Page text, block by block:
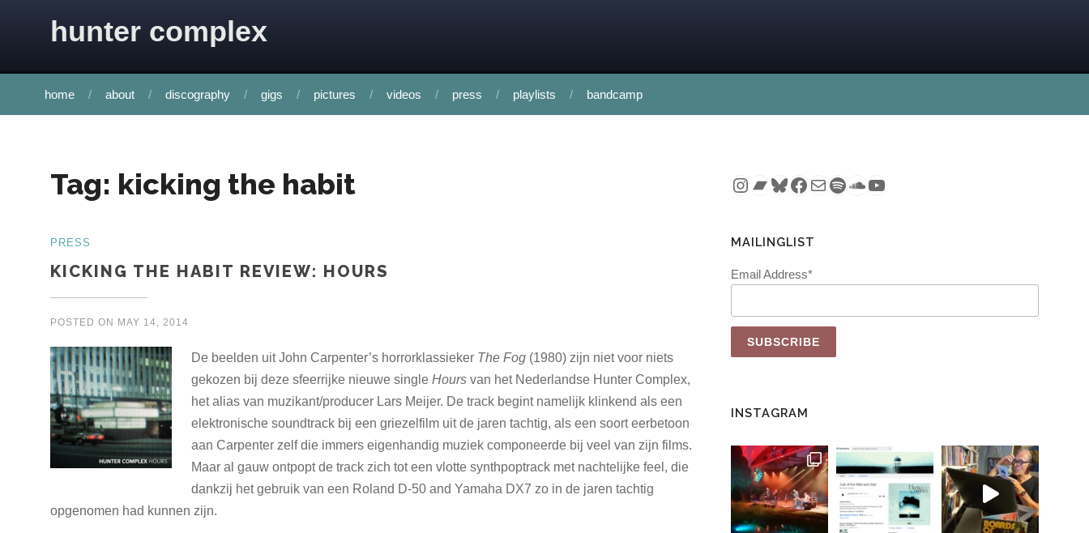
hunter complex
home about discography gigs pictures videos press playlists bandcamp
Tag: kicking the habit
PRESS
KICKING THE HABIT REVIEW: HOURS
POSTED ON MAY 14, 2014
De beelden uit John Carpenter’s horrorklassieker The Fog (1980) zijn niet voor niets
gekozen bij deze sfeerrijke nieuwe single Hours van het Nederlandse Hunter Complex,
het alias van muzikant/producer Lars Meijer. De track begint namelijk klinkend als een
elektronische soundtrack bij een griezelfilm uit de jaren tachtig, als een soort eerbetoon
aan Carpenter zelf die immers eigenhandig muziek componeerde bij veel van zijn films.
Maar al gauw ontpopt de track zich tot een vlotte synthpoptrack met nachtelijke feel, die
dankzij het gebruik van een Roland D-50 and Yamaha DX7 zo in de jaren tachtig
opgenomen had kunnen zijn.
Instagram
Bandcamp
Bluesky
Facebook
MailSpotify
SoundCloud
YouTube
MAILINGLIST
Email Address*
INSTAGRAM